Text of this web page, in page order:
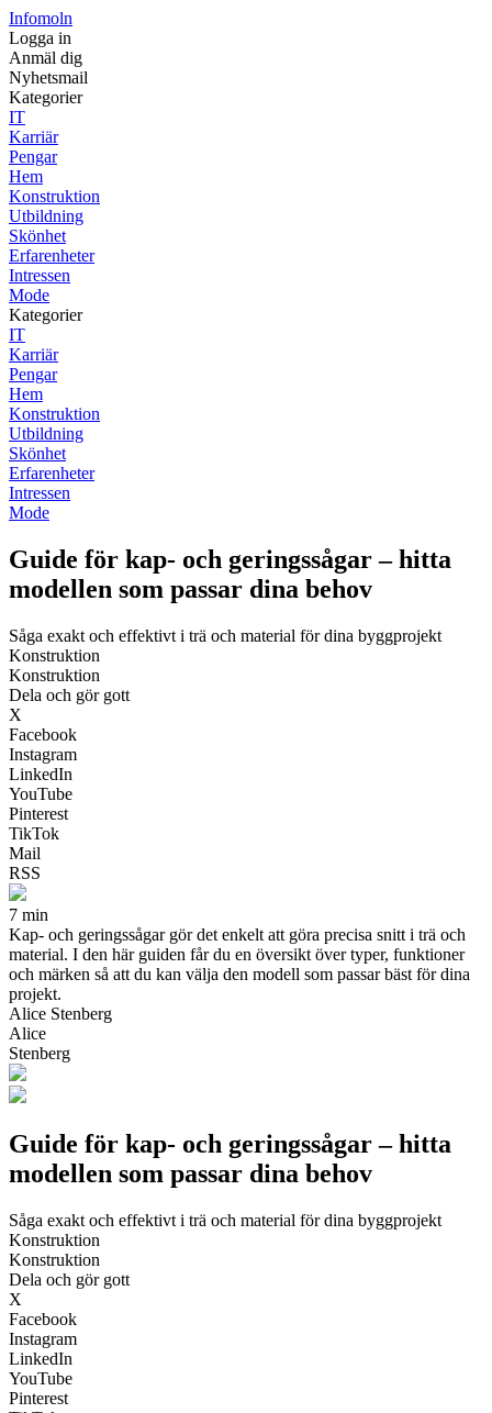
Infomoln
Logga in
Anmäl dig
Nyhetsmail
Kategorier
IT
Karriär
Pengar
Hem
Konstruktion
Utbildning
Skönhet
Erfarenheter
Intressen
Mode
Kategorier
IT
Karriär
Pengar
Hem
Konstruktion
Utbildning
Skönhet
Erfarenheter
Intressen
Mode
Guide för kap- och geringssågar – hitta
modellen som passar dina behov
Såga exakt och effektivt i trä och material för dina byggprojekt
Konstruktion
Konstruktion
Dela och gör gott
X
Facebook
Instagram
LinkedIn
YouTube
Pinterest
TikTok
Mail
RSS
7 min
Kap- och geringssågar gör det enkelt att göra precisa snitt i trä och
material. I den här guiden får du en översikt över typer, funktioner
och märken så att du kan välja den modell som passar bäst för dina
projekt.
Alice Stenberg
Alice
Stenberg
Guide för kap- och geringssågar – hitta
modellen som passar dina behov
Såga exakt och effektivt i trä och material för dina byggprojekt
Konstruktion
Konstruktion
Dela och gör gott
X
Facebook
Instagram
LinkedIn
YouTube
Pinterest